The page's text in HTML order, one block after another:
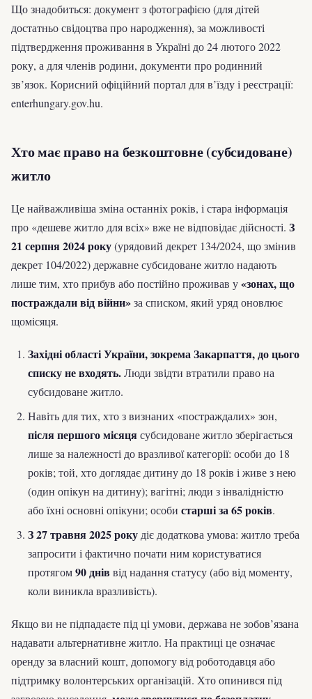
Що знадобиться: документ з фотографією (для дітей
достатньо свідоцтва про народження), за можливості
підтвердження проживання в Україні до 24 лютого 2022
року, а для членів родини, документи про родинний
зв’язок. Корисний офіційний портал для в’їзду і реєстрації:
enterhungary.gov.hu.
Хто має право на безкоштовне (субсидоване)
житло
Це найважливіша зміна останніх років, і стара інформація
про «дешеве житло для всіх» вже не відповідає дійсності. З
21 серпня 2024 року(урядовий декрет 134/2024, що змінив
декрет 104/2022) державне субсидоване житло надають
лише тим, хто прибув або постійно проживав у«зонах, що
постраждали від війни»за списком, який уряд оновлює
щомісяця.
Західні області України, зокрема Закарпаття, до цього
списку не входять.Люди звідти втратили право на
субсидоване житло.
Навіть для тих, хто з визнаних «постраждалих» зон,
після першого місяцясубсидоване житло зберігається
лише за належності до вразливої категорії: особи до 18
років; той, хто доглядає дитину до 18 років і живе з нею
(один опікун на дитину); вагітні; люди з інвалідністю
або їхні основні опікуни; особи старші за 65 років.
З 27 травня 2025 року діє додаткова умова: житло треба
запросити і фактично почати ним користуватися
протягом90 днів від надання статусу (або від моменту,
коли виникла вразливість).
Якщо ви не підпадаєте під ці умови, держава не зобов’язана
надавати альтернативне житло. На практиці це означає
оренду за власний кошт, допомогу від роботодавця або
підтримку волонтерських організацій. Хто опинився під